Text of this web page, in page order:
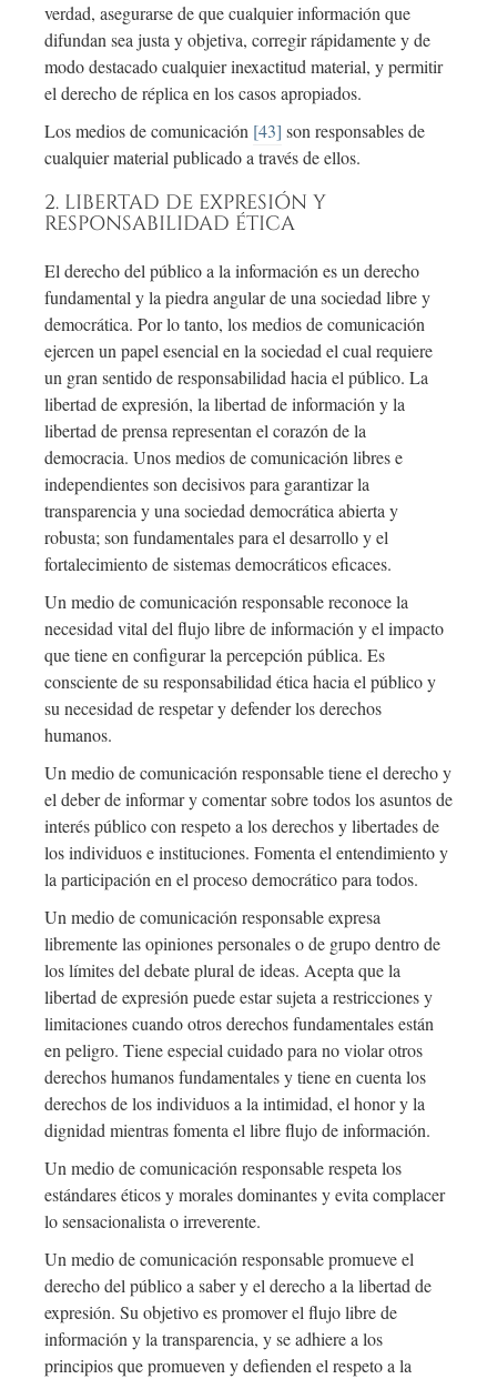
verdad, asegurarse de que cualquier información que
difundan sea justa y objetiva, corregir rápidamente y de
modo destacado cualquier inexactitud material, y permitir
el derecho de réplica en los casos apropiados.
Los medios de comunicación [43] son responsables de
cualquier material publicado a través de ellos.
2. LIBERTAD DE EXPRESIÓN Y
RESPONSABILIDAD ÉTICA
El derecho del público a la información es un derecho
fundamental y la piedra angular de una sociedad libre y
democrática. Por lo tanto, los medios de comunicación
ejercen un papel esencial en la sociedad el cual requiere
un gran sentido de responsabilidad hacia el público. La
libertad de expresión, la libertad de información y la
libertad de prensa representan el corazón de la
democracia. Unos medios de comunicación libres e
independientes son decisivos para garantizar la
transparencia y una sociedad democrática abierta y
robusta; son fundamentales para el desarrollo y el
fortalecimiento de sistemas democráticos eficaces.
Un medio de comunicación responsable reconoce la
necesidad vital del flujo libre de información y el impacto
que tiene en configurar la percepción pública. Es
consciente de su responsabilidad ética hacia el público y
su necesidad de respetar y defender los derechos
humanos.
Un medio de comunicación responsable tiene el derecho y
el deber de informar y comentar sobre todos los asuntos de
interés público con respeto a los derechos y libertades de
los individuos e instituciones. Fomenta el entendimiento y
la participación en el proceso democrático para todos.
Un medio de comunicación responsable expresa
libremente las opiniones personales o de grupo dentro de
los límites del debate plural de ideas. Acepta que la
libertad de expresión puede estar sujeta a restricciones y
limitaciones cuando otros derechos fundamentales están
en peligro. Tiene especial cuidado para no violar otros
derechos humanos fundamentales y tiene en cuenta los
derechos de los individuos a la intimidad, el honor y la
dignidad mientras fomenta el libre flujo de información.
Un medio de comunicación responsable respeta los
estándares éticos y morales dominantes y evita complacer
lo sensacionalista o irreverente.
Un medio de comunicación responsable promueve el
derecho del público a saber y el derecho a la libertad de
expresión. Su objetivo es promover el flujo libre de
información y la transparencia, y se adhiere a los
principios que promueven y defienden el respeto a la